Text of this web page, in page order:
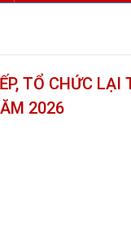
TỔ CHỨC
2026